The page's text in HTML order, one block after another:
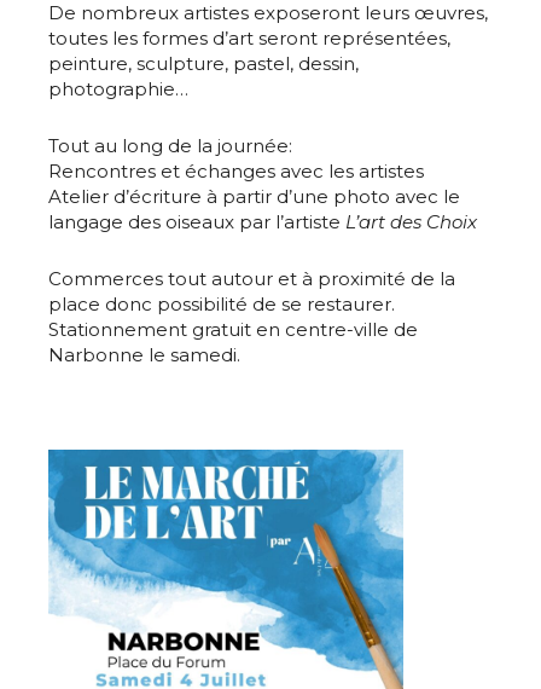
De nombreux artistes exposeront leurs œuvres,
toutes les formes d’art seront représentées,
peinture, sculpture, pastel, dessin,
photographie…
Tout au long de la journée:
Rencontres et échanges avec les artistes
Atelier d’écriture à partir d’une photo avec le
langage des oiseaux par l’artiste L’art des Choix
Commerces tout autour et à proximité de la
place donc possibilité de se restaurer.
Stationnement gratuit en centre-ville de
Narbonne le samedi.